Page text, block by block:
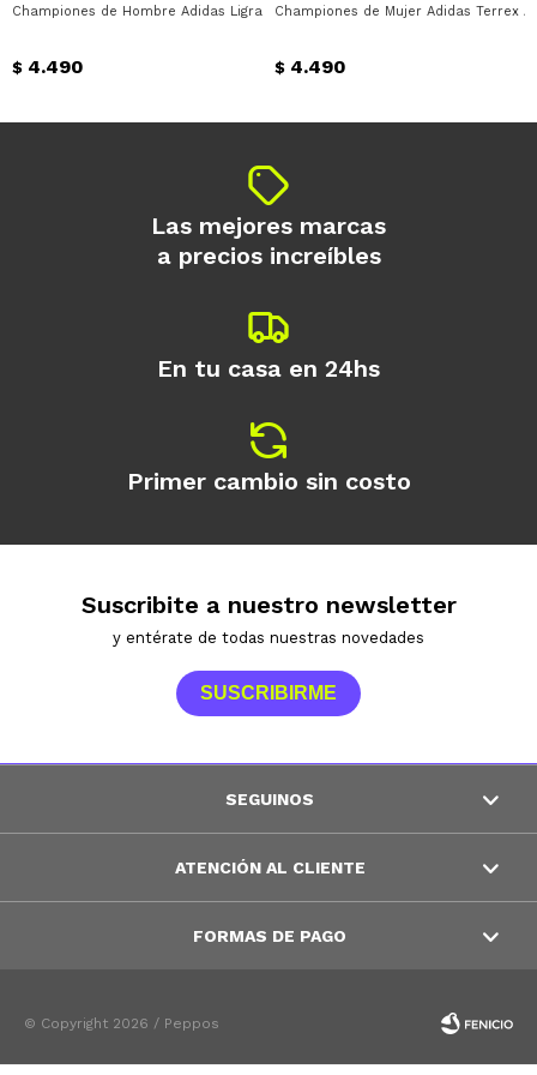
Championes de Hombre Adidas Ligra 8 Adidas - Negro - Blanco
$ 4.490
Championes de Mujer Adidas Terrex
$ 4.490
Las mejores marcas
a precios increíbles
En tu casa en 24hs
Primer cambio sin costo
Suscribite a nuestro newsletter
y entérate de todas nuestras novedades
SUSCRIBIRME
SEGUINOS
ATENCIÓN AL CLIENTE
FORMAS DE PAGO
© Copyright 2026 / Peppos
Día Mes Año
Continuar